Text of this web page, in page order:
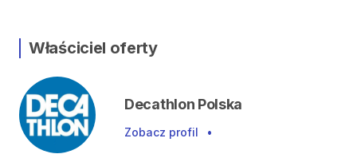
Właściciel oferty
Decathlon Polska
Zobacz profil •